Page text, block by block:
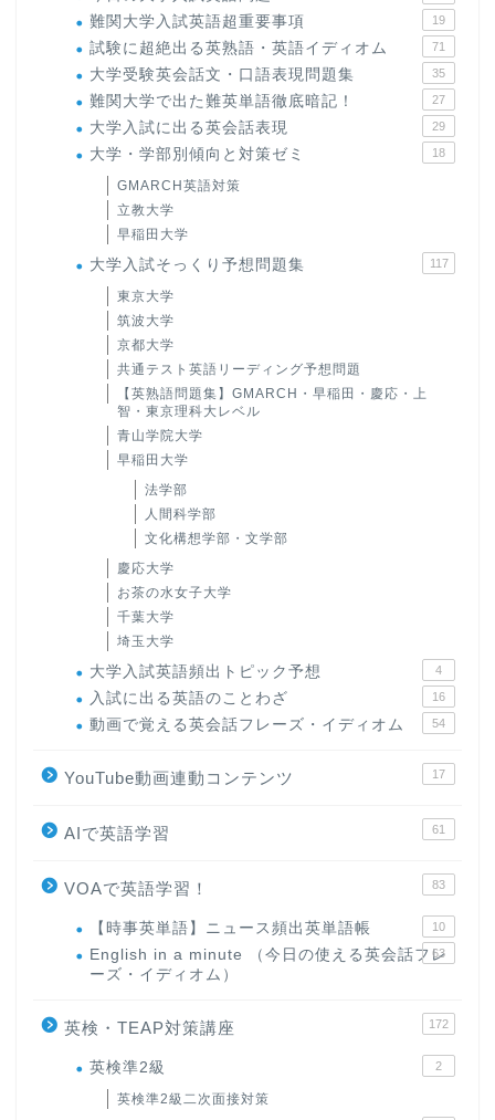
難関大学入試英語超重要事項 19
試験に超絶出る英熟語・英語イディオム 71
大学受験英会話文・口語表現問題集 35
難関大学で出た難英単語徹底暗記！ 27
大学入試に出る英会話表現 29
大学・学部別傾向と対策ゼミ 18
GMARCH英語対策
立教大学
早稲田大学
大学入試そっくり予想問題集 117
東京大学
筑波大学
京都大学
共通テスト英語リーディング予想問題
【英熟語問題集】GMARCH・早稲田・慶応・上
智・東京理科大レベル
青山学院大学
早稲田大学
法学部
人間科学部
文化構想学部・文学部
慶応大学
お茶の水女子大学
千葉大学
埼玉大学
大学入試英語頻出トピック予想 4
入試に出る英語のことわざ 16
動画で覚える英会話フレーズ・イディオム 54
YouTube動画連動コンテンツ 17
AIで英語学習 61
VOAで英語学習！ 83
【時事英単語】ニュース頻出英単語帳 10
English in a minute （今日の使える英会話フレ
ーズ・イディオム）
63
英検・TEAP対策講座 172
英検準2級 2
英検準2級二次面接対策